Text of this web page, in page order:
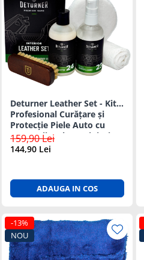
Deturner Leather Set - Kit
Profesional Curățare și
Protecție Piele Auto cu
Accesorii Incluse, Finisaj
Mat
159,90 Lei
144,90 Lei
ADAUGA IN COS
-13%
NOU